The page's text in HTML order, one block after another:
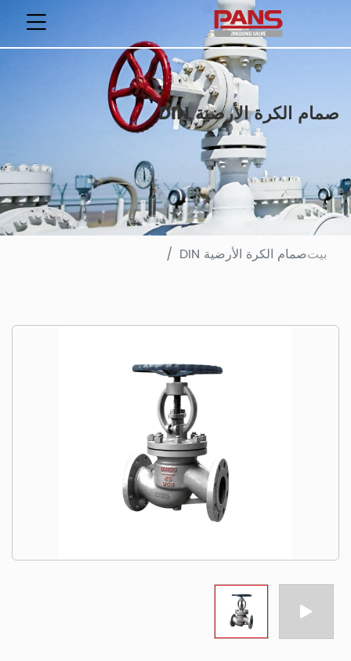
صمام الكرة الأرضية DIN
بيتصمام الكرة الأرضية DIN